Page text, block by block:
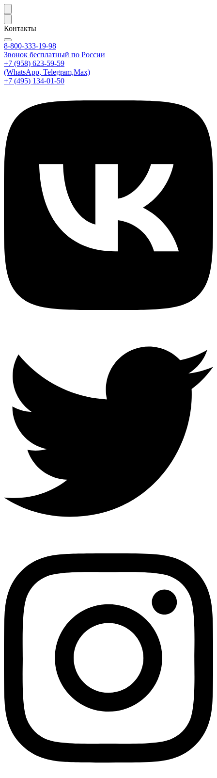
Контакты
8-800-333-19-98
Звонок бесплатный по России
+7 (958) 623-59-59
(WhatsApp, Telegram,Max)
+7 (495) 134-01-50